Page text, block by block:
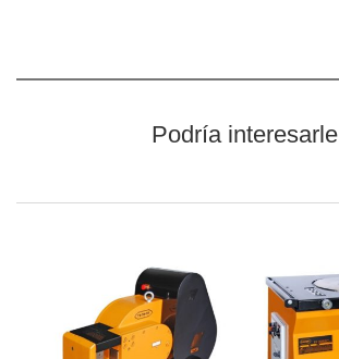
Podría interesarle